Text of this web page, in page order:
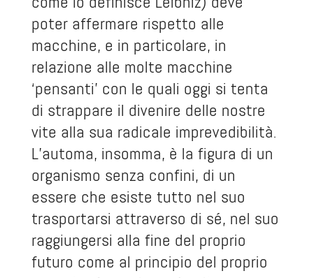
poter affermare rispetto alle
macchine, e in particolare, in
relazione alle molte macchine
‘pensanti’ con le quali oggi si tenta
di strappare il divenire delle nostre
vite alla sua radicale imprevedibilità.
L’automa, insomma, è la figura di un
organismo senza confini, di un
essere che esiste tutto nel suo
trasportarsi attraverso di sé, nel suo
raggiungersi alla fine del proprio
futuro come al principio del proprio